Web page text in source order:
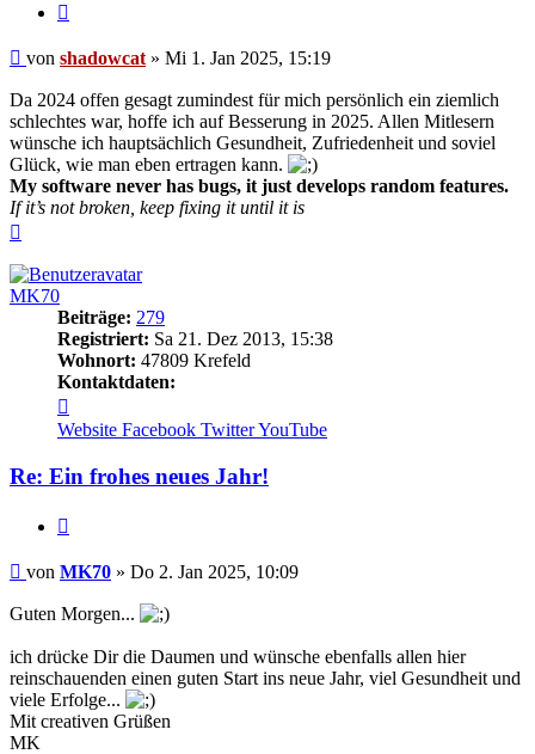
Beitrag
von shadowcat » Mi 1. Jan 2025, 15:19
Da 2024 offen gesagt zumindest für mich persönlich ein ziemlich
schlechtes war, hoffe ich auf Besserung in 2025. Allen Mitlesern
wünsche ich hauptsächlich Gesundheit, Zufriedenheit und soviel
Glück, wie man eben ertragen kann.
My software never has bugs, it just develops random features.
If it’s not broken, keep fixing it until it is
MK70
Beiträge: 279
Registriert: Sa 21. Dez 2013, 15:38
Wohnort: 47809 Krefeld
Kontaktdaten:
von
MK70
Website Facebook TwitterYouTube
Re: Ein frohes neues Jahr!
Beitrag
von MK70 » Do 2. Jan 2025, 10:09
Guten Morgen...
ich drücke Dir die Daumen und wünsche ebenfalls allen hier
reinschauenden einen guten Start ins neue Jahr, viel Gesundheit und
viele Erfolge...
Mit creativen Grüßen
MK